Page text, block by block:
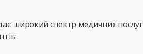
широкий спектр медичних послуг